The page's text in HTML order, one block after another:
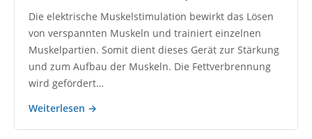
Die elektrische Muskelstimulation bewirkt das Lösen
von verspannten Muskeln und trainiert einzelnen
Muskelpartien. Somit dient dieses Gerät zur Stärkung
und zum Aufbau der Muskeln. Die Fettverbrennung
wird gefördert…
Weiterlesen →